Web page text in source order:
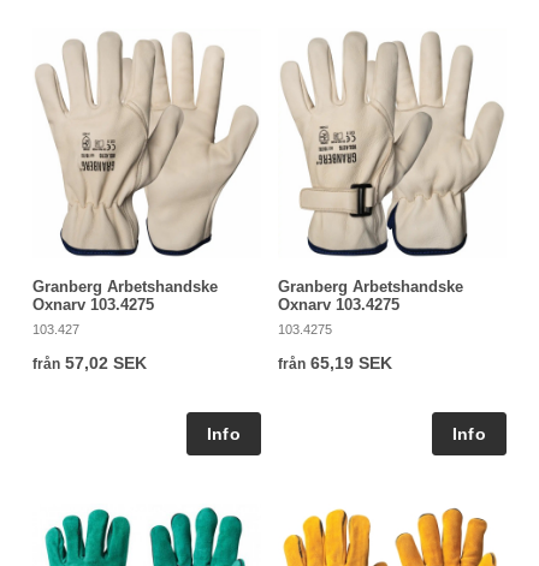
Granberg Arbetshandske
Oxnarv 103.4275
103.427
från 57,02 SEK
Granberg Arbetshandske
Oxnarv 103.4275
103.4275
från 65,19 SEK